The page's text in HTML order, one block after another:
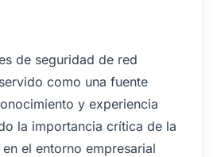
de seguridad de red
como una fuente
y experiencia
la importancia crítica de la
el entorno empresarial